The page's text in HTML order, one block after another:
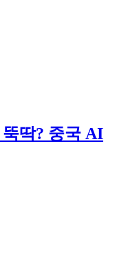
딱? 중국 AI